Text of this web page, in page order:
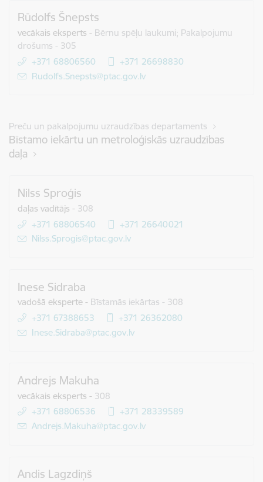
Rūdolfs Šnepsts
vecākais eksperts - Bērnu spēļu laukumi; Pakalpojumu
drošums - 305
+371 68806560
+371 26698830
E-pasts:
Rudolfs.Snepsts@ptac.gov.lv
Preču un pakalpojumu uzraudzības departaments
Bīstamo iekārtu un metroloģiskās uzraudzības
daļa
Nilss Sproģis
daļas vadītājs - 308
+371 68806540
+371 26640021
E-pasts:
Nilss.Sprogis@ptac.gov.lv
Inese Sidraba
vadošā eksperte - Bīstamās iekārtas - 308
+371 67388653
+371 26362080
E-pasts:
Inese.Sidraba@ptac.gov.lv
Andrejs Makuha
vecākais eksperts - 308
+371 68806536
+371 28339589
E-pasts:
Andrejs.Makuha@ptac.gov.lv
Andis Lagzdiņš